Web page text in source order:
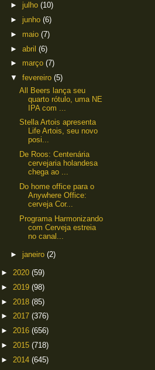
► julho (10)
► junho (6)
► maio (7)
► abril (6)
► março (7)
▼ fevereiro (5)
All Beers lança seu
quarto rótulo, uma NE
IPA com ...
Stella Artois apresenta
Life Artois, seu novo
posi...
De Roos: Centenária
cervejaria holandesa
chega ao ...
Do home office para o
Anywhere Office:
cerveja Cor...
Programa Harmonizando
com Cerveja estreia
no canal...
► janeiro (2)
► 2020 (59)
► 2019 (98)
► 2018 (85)
► 2017 (376)
► 2016 (656)
► 2015 (718)
► 2014 (645)